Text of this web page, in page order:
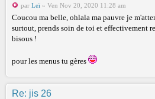
par Leï » Ven Nov 20, 2020 11:28 am
Coucou ma belle, ohlala ma pauvre je
surtout, prends soin de toi et effectivement
bisous !
pour les menus tu gères
Re: jis 26